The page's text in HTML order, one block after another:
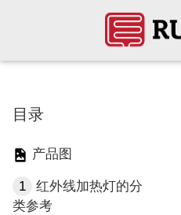
目录
产品图
1
红外线加热灯的分
类参考